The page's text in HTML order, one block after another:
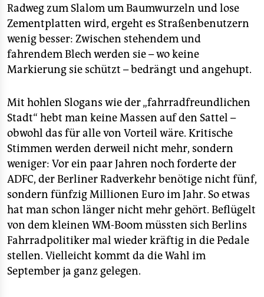
Radweg zum Slalom um Baumwurzeln und lose
Zementplatten wird, ergeht es Straßenbenutzern
wenig besser: Zwischen stehendem und
fahrendem Blech werden sie – wo keine
Markierung sie schützt – bedrängt und angehupt.
Mit hohlen Slogans wie der „fahrradfreundlichen
Stadt“ hebt man keine Massen auf den Sattel –
obwohl das für alle von Vorteil wäre. Kritische
Stimmen werden derweil nicht mehr, sondern
weniger: Vor ein paar Jahren noch forderte der
ADFC, der Berliner Radverkehr benötige nicht fünf,
sondern fünfzig Millionen Euro im Jahr. So etwas
hat man schon länger nicht mehr gehört. Beflügelt
von dem kleinen WM-Boom müssten sich Berlins
Fahrradpolitiker mal wieder kräftig in die Pedale
stellen. Vielleicht kommt da die Wahl im
September ja ganz gelegen.